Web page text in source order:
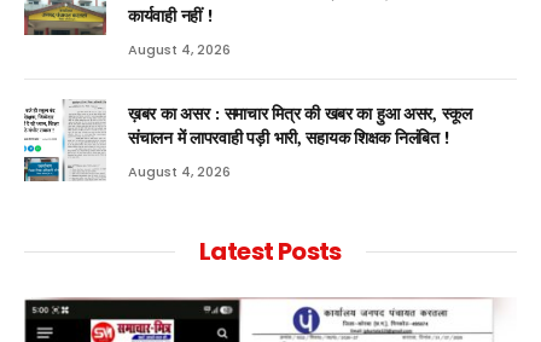
कार्यवाही नहीं !
August 4, 2026
ख़बर का असर : समाचार मित्र की खबर का हुआ असर, स्कूल
संचालन में लापरवाही पड़ी भारी, सहायक शिक्षक निलंबित !
August 4, 2026
Latest Posts